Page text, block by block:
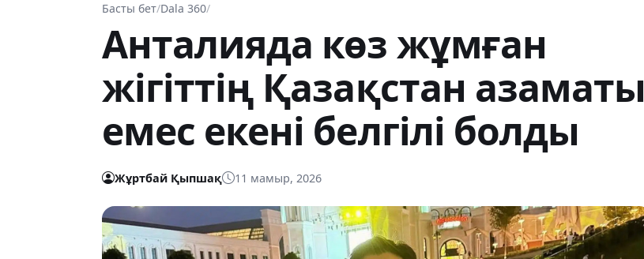
Басты бет/Dala 360/
Анталияда көз жұмған
жігіттің Қазақстан азаматы
емес екені белгілі болды
Жұртбай Қыпшақ 11 мамыр, 2026